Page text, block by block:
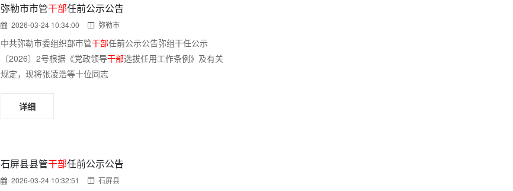
弥勒市市管干部任前公示公告
2026-03-24 10:34:00 弥勒市
中共弥勒市委组织部市管干部任前公示公告弥组干任公示
〔2026〕2号根据《党政领导干部选拔任用工作条例》及有关
规定，现将张凌浩等十位同志
详细
石屏县县管干部任前公示公告
2026-03-24 10:32:51 石屏县